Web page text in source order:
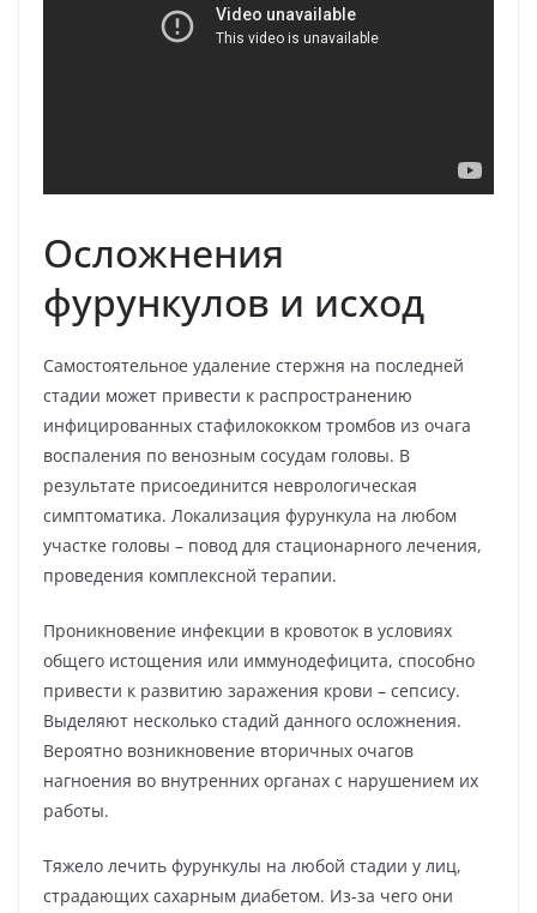
Осложнения
фурункулов и исход
Самостоятельное удаление стержня на последней
стадии может привести к распространению
инфицированных стафилококком тромбов из очага
воспаления по венозным сосудам головы. В
результате присоединится неврологическая
симптоматика. Локализация фурункула на любом
участке головы – повод для стационарного лечения,
проведения комплексной терапии.
Проникновение инфекции в кровоток в условиях
общего истощения или иммунодефицита, способно
привести к развитию заражения крови – сепсису.
Выделяют несколько стадий данного осложнения.
Вероятно возникновение вторичных очагов
нагноения во внутренних органах с нарушением их
работы.
Тяжело лечить фурункулы на любой стадии у лиц,
страдающих сахарным диабетом. Из-за чего они